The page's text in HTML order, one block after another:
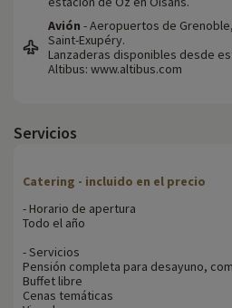
Avión - Aeropuertos de
Saint-Exupéry.
Lanzaderas disponibles desde
Altibus: www.altibus.com
Servicios
Catering - incluido en el precio
- Horario de apertura
Todo el año
- Servicios
Pensión completa para desayuno,
Buffet libre
Cenas temáticas